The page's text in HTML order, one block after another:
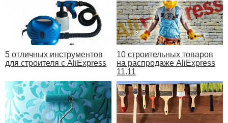
5 отличных инструментов
для строителя с AliExpress
10 строительных товаров
на распродаже AliExpress
11.11